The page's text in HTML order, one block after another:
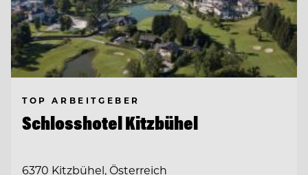
TOP ARBEITGEBER
Schlosshotel Kitzbühel
6370 Kitzbühel, Österreich